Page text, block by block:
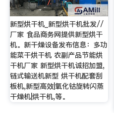
新型烘干机_新型烘干机批发//
厂家 食品商务网提供新型烘干
机。新干燥设备发布信息：多功
能菜干烘干机 农副产品节能烘
干机厂家 新型烘干机诚招加盟,
链式输送机新型 烘干机配套刮
板机,新型高效|氧化钴旋转闪蒸
干燥机|烘干机,等。